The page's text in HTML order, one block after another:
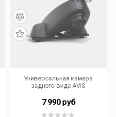
Универсальная камера
заднего вида AVIS
7 990 руб